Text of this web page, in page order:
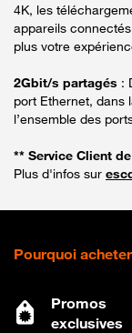
4K, les
appareils
plus votre
2Gbit/s partagés :
port Ethernet, dans
l’ensemble des
** Service Client
Plus d'infos sur
Pourquoi
Promos
exclusives